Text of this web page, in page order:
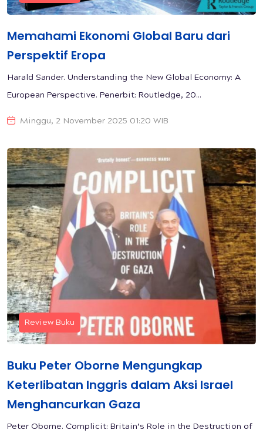
Memahami Ekonomi Global Baru dari
Perspektif Eropa
Harald Sander. Understanding the New Global Economy: A
European Perspective. Penerbit: Routledge, 20...
Minggu, 2 November 2025 01:20 WIB
Review Buku
Buku Peter Oborne Mengungkap
Keterlibatan Inggris dalam Aksi Israel
Menghancurkan Gaza
Peter Oborne. Complicit: Britain’s Role in the Destruction of